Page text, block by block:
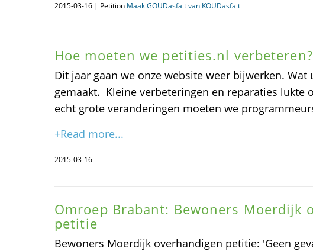
2015-03-16 | Petition Maak GOUDasfalt van KOUDasfalt
Hoe moeten we petities.nl verbeteren?
Dit jaar gaan we onze website weer bijwerken. Wat
gemaakt. Kleine verbeteringen en reparaties lukte
echt grote veranderingen moeten we
+Read more...
2015-03-16
Omroep Brabant: Bewoners Moerdijk
petitie
Bewoners Moerdijk overhandigen petitie: 'Geen